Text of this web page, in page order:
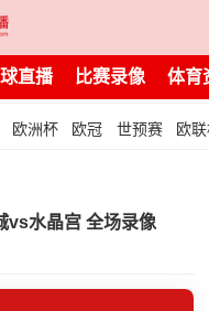
直播 比赛录像 体育
欧洲杯 欧冠 世预赛 欧
vs水晶宫 全场录像